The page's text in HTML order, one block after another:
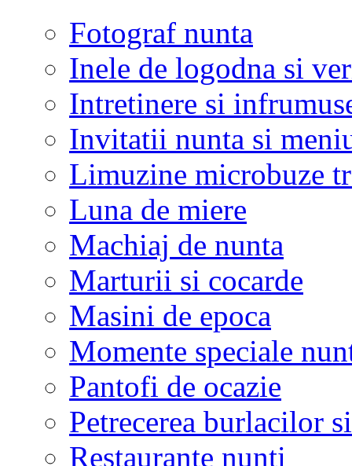
Fotograf nunta
Inele de logodna si
Intretinere si
Invitatii nunta si
Limuzine microbuze
Luna de miere
Machiaj de nunta
Marturii si cocarde
Masini de epoca
Momente speciale
Pantofi de ocazie
Petrecerea burlacilor
Restaurante nunti